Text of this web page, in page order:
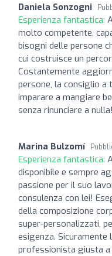
Daniela Sonzogni
Esperienza fantastica:
molto competente,
bisogni delle persone
cui costruisce un
Costantemente
persone, la consiglio
imparare a mangiare
senza rinunciare a nulla!
Marina Bulzomí
Esperienza fantastica:
disponibile e sempre
passione per il suo
consulenza con lei!
della composizione
super-personalizzati,
esigenza.
professionista giusta